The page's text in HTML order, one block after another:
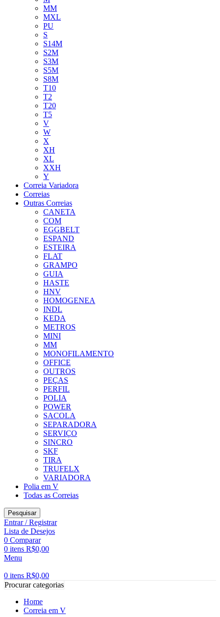
MM
MXL
PU
S
S14M
S2M
S3M
S5M
S8M
T10
T2
T20
T5
V
W
X
XH
XL
XXH
Y
Correia Variadora
Correias
Outras Correias
CANETA
COM
EGGBELT
ESPAND
ESTEIRA
FLAT
GRAMPO
GUIA
HASTE
HNV
HOMOGENEA
INDL
KEDA
METROS
MINI
MM
MONOFILAMENTO
OFFICE
OUTROS
PEÇAS
PERFIL
POLIA
POWER
SACOLA
SEPARADORA
SERVIÇO
SINCRO
SKF
TIRA
TRUFELX
VARIADORA
Polia em V
Todas as Correias
Pesquisar
Entrar / Registrar
Lista de Desejos
0 Comparar
0 itens R$0,00
Menu
0 itens R$0,00
Procurar categorias
Home
Correia em V